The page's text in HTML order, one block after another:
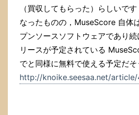
（買収してもらった）らしいで
なったものの，MuseScore 自体
プンソースソフトウェアであり続
リースが予定されている
でと同様に無料で使える予定だそ
http://knoike.seesaa.net/